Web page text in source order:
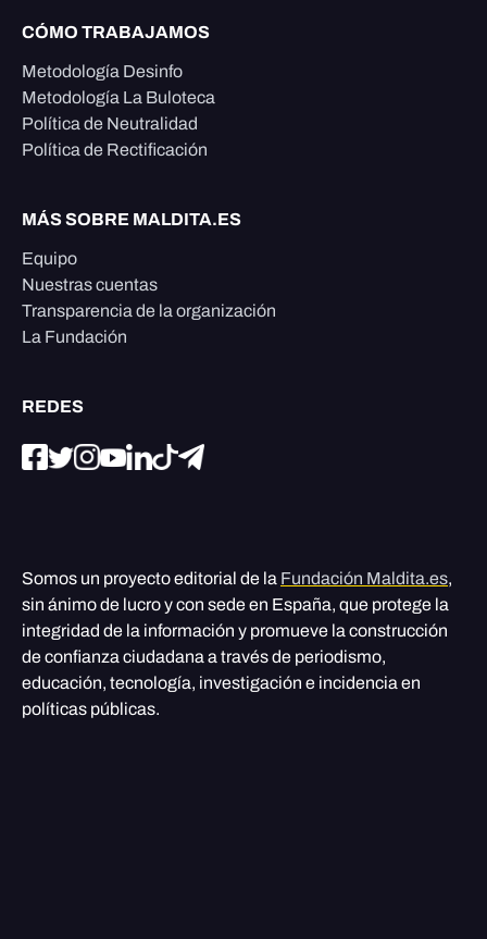
CÓMO TRABAJAMOS
Metodología Desinfo
Metodología La Buloteca
Política de Neutralidad
Política de Rectificación
MÁS SOBRE MALDITA.ES
Equipo
Nuestras cuentas
Transparencia de la organización
La Fundación
REDES
Somos un proyecto editorial de la Fundación Maldita.es,
sin ánimo de lucro y con sede en España, que protege la
integridad de la información y promueve la construcción
de confianza ciudadana a través de periodismo,
educación, tecnología, investigación e incidencia en
políticas públicas.